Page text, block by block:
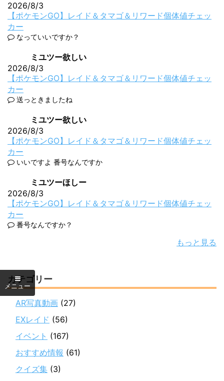
2026/8/3
【ポケモンGO】レイド＆タマゴ＆リワード個体値チェッ
カー
なっていいですか？
ミユツー欲しい
2026/8/3
【ポケモンGO】レイド＆タマゴ＆リワード個体値チェッ
カー
送っときましたね
ミユツー欲しい
2026/8/3
【ポケモンGO】レイド＆タマゴ＆リワード個体値チェッ
カー
いいですよ 番号なんですか
ミユツーほしー
2026/8/3
【ポケモンGO】レイド＆タマゴ＆リワード個体値チェッ
カー
番号なんですか？
もっと見る
カテゴリー
AR写真動画 (27)
EXレイド (56)
イベント (167)
おすすめ情報 (61)
クイズ集 (3)